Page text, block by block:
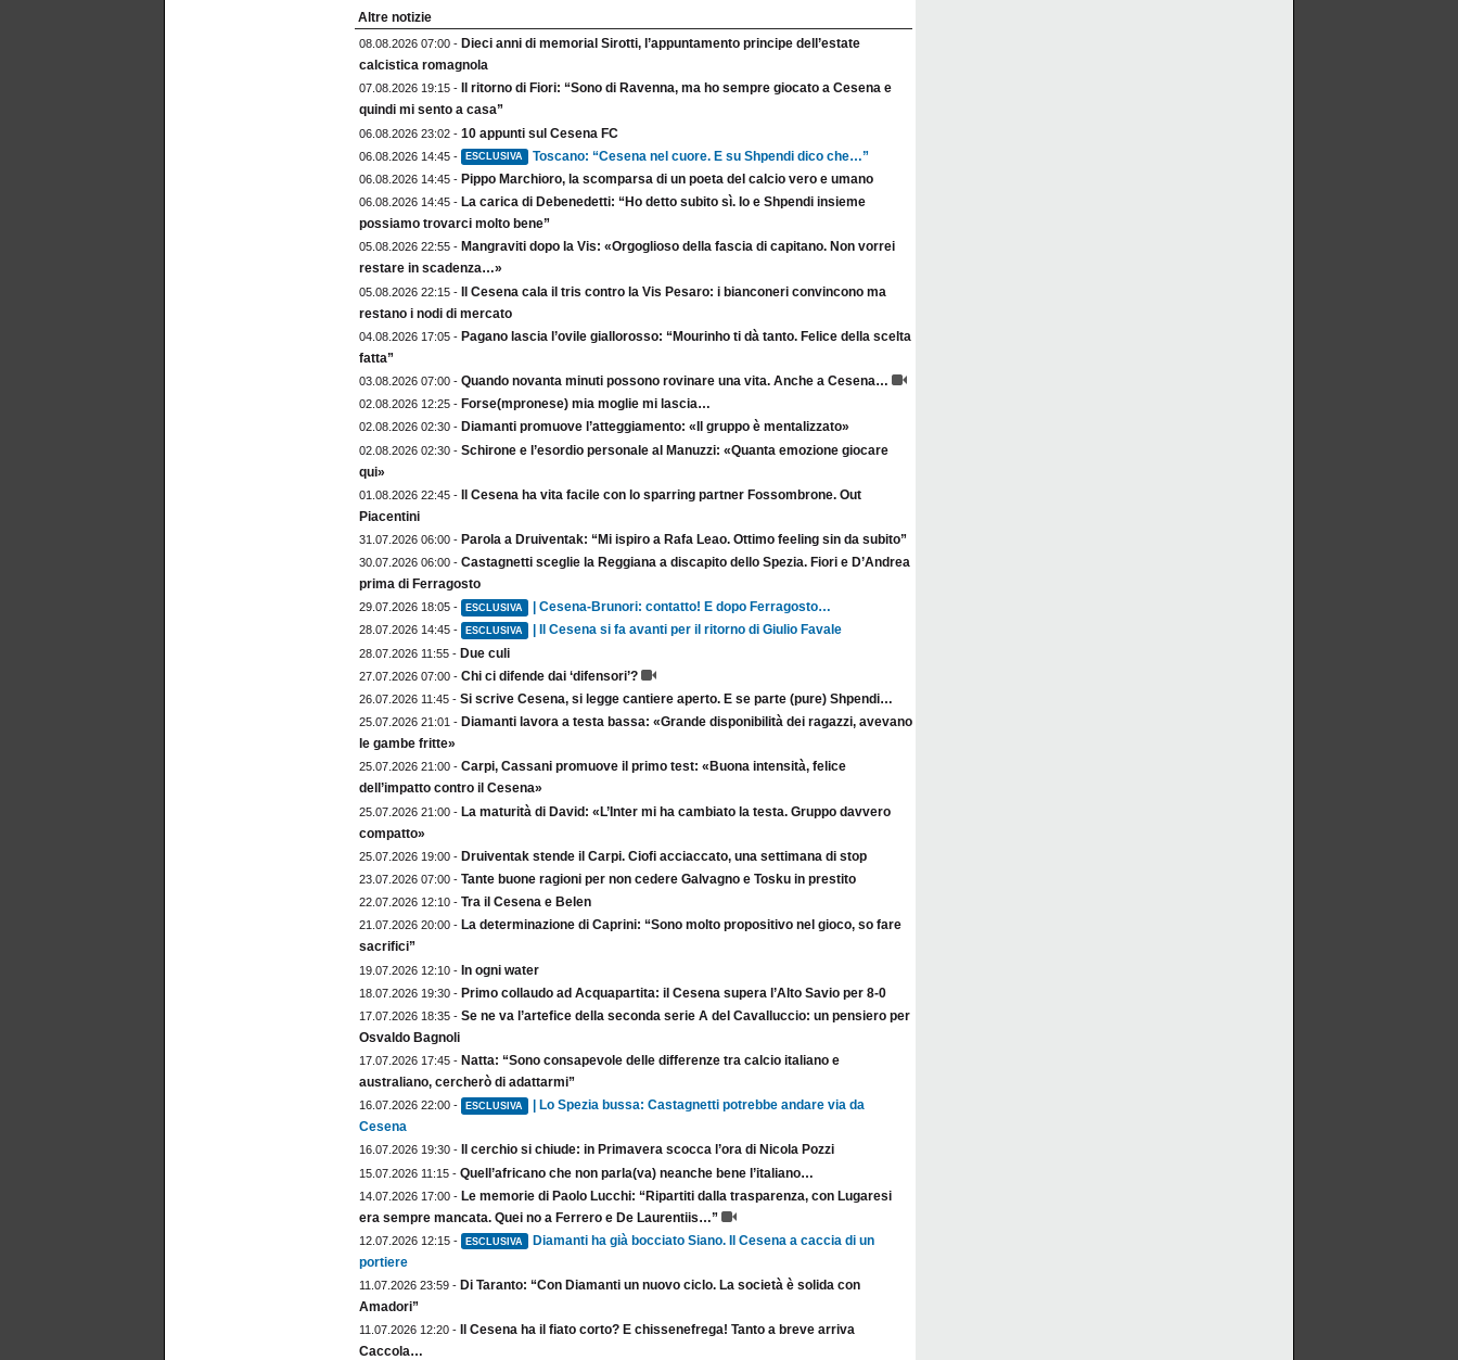
Altre notizie
08.08.2026 07:00 - Dieci anni di memorial Sirotti, l’appuntamento principe dell’estate
calcistica romagnola
07.08.2026 19:15 -
Il ritorno di Fiori: “Sono di Ravenna, ma ho sempre giocato a Cesena e
quindi mi sento a casa”
06.08.2026 23:02 - 10 appunti sul Cesena FC
06.08.2026 14:45 - ESCLUSIVA Toscano: “Cesena nel cuore. E su Shpendi dico che…”
06.08.2026 14:45 - Pippo Marchioro, la scomparsa di un poeta del calcio vero e umano
06.08.2026 14:45 - La carica di Debenedetti: “Ho detto subito sì. Io e Shpendi insieme
possiamo trovarci molto bene”
05.08.2026 22:55 - Mangraviti dopo la Vis: «Orgoglioso della fascia di capitano. Non vorrei
restare in scadenza…»
05.08.2026 22:15 - Il Cesena cala il tris contro la Vis Pesaro: i bianconeri convincono ma
restano i nodi di mercato
04.08.2026 17:05 - Pagano lascia l’ovile giallorosso: “Mourinho ti dà tanto. Felice della scelta
fatta”
03.08.2026 07:00 - Quando novanta minuti possono rovinare una vita. Anche a Cesena…
02.08.2026 12:25 - Forse(mpronese) mia moglie mi lascia…
02.08.2026 02:30 - Diamanti promuove l’atteggiamento: «Il gruppo è mentalizzato»
02.08.2026 02:30 - Schirone e l’esordio personale al Manuzzi: «Quanta emozione giocare
qui»
01.08.2026 22:45 - Il Cesena ha vita facile con lo sparring partner Fossombrone. Out
Piacentini
31.07.2026 06:00 - Parola a Druiventak: “Mi ispiro a Rafa Leao. Ottimo feeling sin da subito”
30.07.2026 06:00 - Castagnetti sceglie la Reggiana a discapito dello Spezia. Fiori e D’Andrea
prima di Ferragosto
29.07.2026 18:05 - ESCLUSIVA | Cesena-Brunori: contatto! E dopo Ferragosto…
28.07.2026 14:45 - ESCLUSIVA | Il Cesena si fa avanti per il ritorno di Giulio Favale
28.07.2026 11:55 - Due culi
27.07.2026 07:00 - Chi ci difende dai ‘difensori’?
26.07.2026 11:45 - Si scrive Cesena, si legge cantiere aperto. E se parte (pure) Shpendi…
25.07.2026 21:01 - Diamanti lavora a testa bassa: «Grande disponibilità dei ragazzi, avevano
le gambe fritte»
25.07.2026 21:00 - Carpi, Cassani promuove il primo test: «Buona intensità, felice
dell’impatto contro il Cesena»
25.07.2026 21:00 - La maturità di David: «L’Inter mi ha cambiato la testa. Gruppo davvero
compatto»
25.07.2026 19:00 - Druiventak stende il Carpi. Ciofi acciaccato, una settimana di stop
23.07.2026 07:00 - Tante buone ragioni per non cedere Galvagno e Tosku in prestito
22.07.2026 12:10 - Tra il Cesena e Belen
21.07.2026 20:00 - La determinazione di Caprini: “Sono molto propositivo nel gioco, so fare
sacrifici”
19.07.2026 12:10 - In ogni water
18.07.2026 19:30 - Primo collaudo ad Acquapartita: il Cesena supera l’Alto Savio per 8-0
17.07.2026 18:35 - Se ne va l’artefice della seconda serie A del Cavalluccio: un pensiero per
Osvaldo Bagnoli
17.07.2026 17:45 - Natta: “Sono consapevole delle differenze tra calcio italiano e
australiano, cercherò di adattarmi”
16.07.2026 22:00 - ESCLUSIVA
| Lo Spezia bussa: Castagnetti potrebbe andare via da
Cesena
16.07.2026 19:30 - Il cerchio si chiude: in Primavera scocca l’ora di Nicola Pozzi
15.07.2026 11:15 - Quell’africano che non parla(va) neanche bene l’italiano…
14.07.2026 17:00 - Le memorie di Paolo Lucchi: “Ripartiti dalla trasparenza, con Lugaresi
era sempre mancata. Quei no a Ferrero e De Laurentiis…”
12.07.2026 12:15 - ESCLUSIVA
Diamanti ha già bocciato Siano. Il Cesena a caccia di un
portiere
11.07.2026 23:59 - Di Taranto: “Con Diamanti un nuovo ciclo. La società è solida con
Amadori”
11.07.2026 12:20 -
Il Cesena ha il fiato corto? E chissenefrega! Tanto a breve arriva
Caccola…